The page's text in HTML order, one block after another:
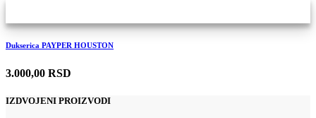
Dukserica PAYPER HOUSTON
3.000,00 RSD
IZDVOJENI PROIZVODI